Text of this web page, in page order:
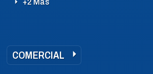
COMERCIAL